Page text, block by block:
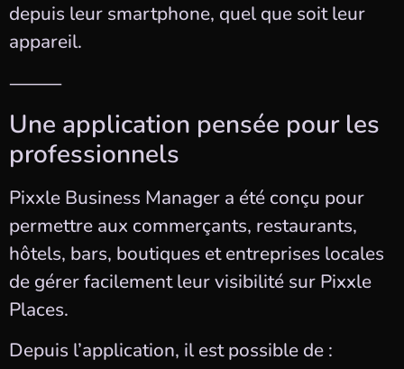
depuis leur smartphone, quel que soit leur
appareil.
⸻
Une application pensée pour les
professionnels
Pixxle Business Manager a été conçu pour
permettre aux commerçants, restaurants,
hôtels, bars, boutiques et entreprises locales
de gérer facilement leur visibilité sur Pixxle
Places.
Depuis l’application, il est possible de :